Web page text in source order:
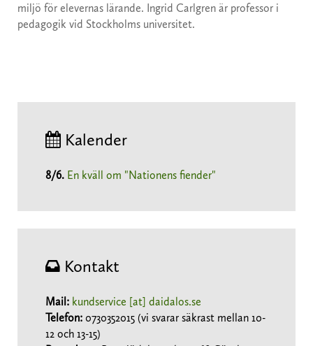
miljö för elevernas lärande. Ingrid Carlgren är professor i
pedagogik vid Stockholms universitet.
Kalender
8/6. En kväll om "Nationens fiender"
Kontakt
Mail: kundservice [at] daidalos.se
Telefon: 0730352015 (vi svarar säkrast mellan 10-
12 och 13-15)